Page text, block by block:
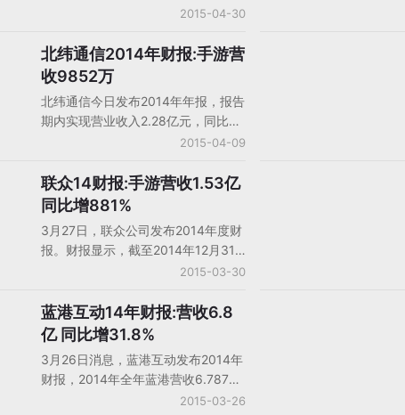
4284亿人民币），增长5.8%。营业
（约36亿人民币）。其中游戏和网络
服务部门营业额为13880亿日元
（724亿人民币），增长33%，营业
利益达到481亿日元（约25亿人民
币）扭亏为盈。PS3/PS4年销量
1790万台，其中1480万台为PS4。
2015-04-30
北纬通信2014年财报:手游营
收9852万
北纬通信今日发布2014年年报，报告
期内实现营业收入2.28亿元，同比减
少19.07%；实现归属于上市公司股东
72.89%。而手机游戏业务是北纬通
信重点发展的业务领域，2014年公司
加大了游戏产品引进以及自研游戏产
品的开发力度，但是由于新上线游戏
产品发行不顺利，当期实现营业收入
2015-04-09
联众14财报:手游营收1.53亿
同比增881%
3月27日，联众公司发布2014年度财
报。财报显示，截至2014年12月31
日，营业收入达到人民币4.76亿元，
2014年调整利润为人民币1.45亿元，
与2013年0.43亿元相比，增长
238.1%。随着移动端新游戏的推出，
及与移动运营商及其他主要分销商的
合作，联众移动游戏收入由2013年的
人民币1563万增长881.5%，达到
2015-03-30
蓝港互动14年财报:营收6.8
亿 同比增31.8%
3月26日消息，蓝港互动发布2014年
财报，2014年全年蓝港营收6.787亿
元，较2013年增长31.8%。2014年
2015-03-26